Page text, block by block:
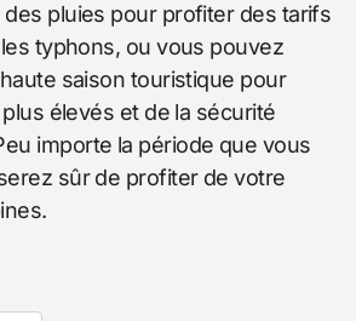
des pluies pour profiter des tarifs
typhons, ou vous pouvez
saison touristique pour
élevés et de la sécurité
importe la période que vous
sûr de profiter de votre